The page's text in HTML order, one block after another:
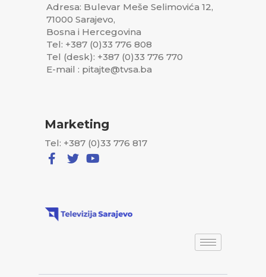
Adresa: Bulevar Meše Selimovića 12,
71000 Sarajevo,
Bosna i Hercegovina
Tel: +387 (0)33 776 808
Tel (desk): +387 (0)33 776 770
E-mail : pitajte@tvsa.ba
Marketing
Tel: +387 (0)33 776 817